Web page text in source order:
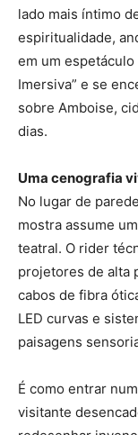
lado mais íntimo
espiritualidade,
em um
Imersiva” e se
sobre Amboise,
dias.
Uma cenografia
No lugar de
mostra assume
teatral. O rider
projetores de alta
cabos de fibra
LED curvas e
paisagens
É como entrar
visitante